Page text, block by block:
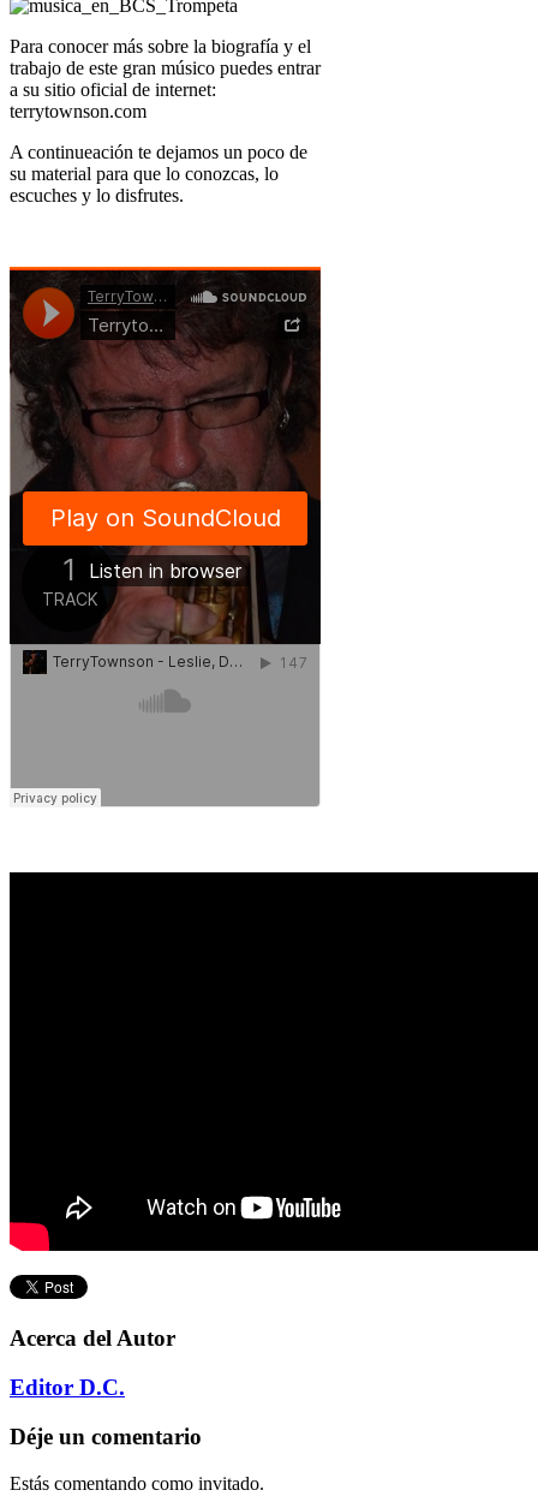
Para conocer más sobre la biografía y el
trabajo de este gran músico puedes entrar
a su sitio oficial de internet:
terrytownson.com
A continueación te dejamos un poco de
su material para que lo conozcas, lo
escuches y lo disfrutes.
Acerca del Autor
Editor D.C.
Déje un comentario
Estás comentando como invitado.